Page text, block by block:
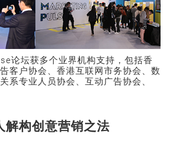
论坛获多个业界机构支持，包括香
客户协会、香港互联网市务协会、数
系专业人员协会、互动广告协会、
解构创意营销之法